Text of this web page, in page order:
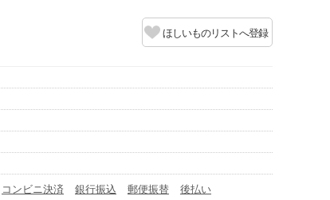
ほしいものリストへ登録
コンビニ決済 銀行振込 郵便振替
後払い